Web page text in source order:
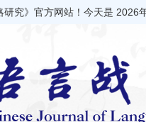
研究》官方网站！今天是 2026